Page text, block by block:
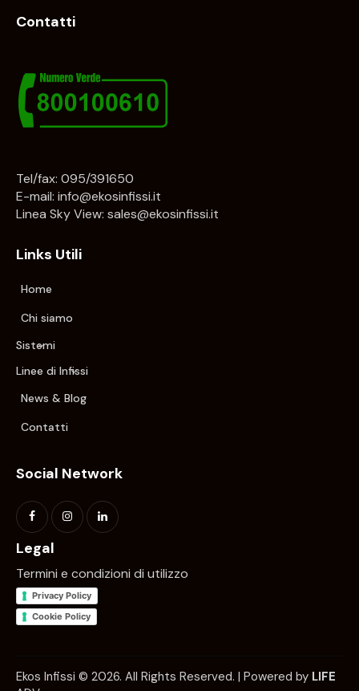
Contatti
Tel/fax: 095/391650
E-mail: info@ekosinfissi.it
Linea Sky View: sales@ekosinfissi.it
Links Utili
Home
Chi siamo
Sistemi
Linee di Infissi
News & Blog
Contatti
Social Network
Legal
Termini e condizioni di utilizzo
Privacy Policy
Cookie Policy
Ekos Infissi © 2026. All Rights Reserved. | Powered by LIFE